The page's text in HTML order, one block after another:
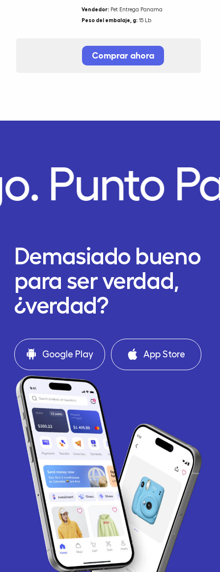
Vendedor: Pet Entrega Panama
Peso del embalaje, g: 15 Lb
Comprar ahora
Punto
Demasiado bueno
para ser verdad,
¿verdad?
Google Play App Store